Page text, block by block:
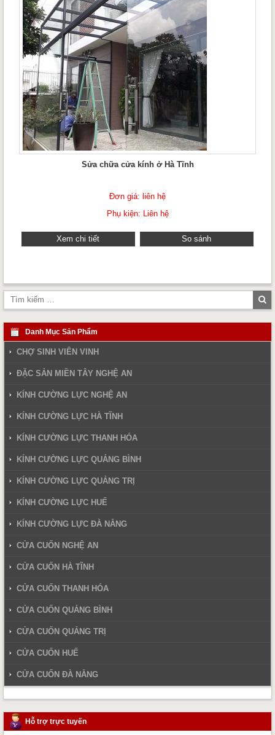
Sửa chữa cửa kính ở Hà Tĩnh
Đơn giá: liên hệ
Phụ kiện: Liên hệ
Xem chi tiết So sánh
Danh Mục Sản Phẩm
CHỢ SINH VIÊN VINH
ĐẶC SẢN MIỀN TÂY NGHỆ AN
KÍNH CƯỜNG LỰC NGHỆ AN
KÍNH CƯỜNG LỰC HÀ TĨNH
KÍNH CƯỜNG LỰC THANH HÓA
KÍNH CƯỜNG LỰC QUẢNG BÌNH
KÍNH CƯỜNG LỰC QUẢNG TRỊ
KÍNH CƯỜNG LỰC HUẾ
KÍNH CƯỜNG LỰC ĐÀ NẴNG
CỬA CUỐN NGHỆ AN
CỬA CUỐN HÀ TĨNH
CỬA CUỐN THANH HÓA
CỬA CUỐN QUẢNG BÌNH
CỬA CUỐN QUẢNG TRỊ
CỬA CUỐN HUẾ
CỬA CUỐN ĐÀ NẴNG
Hỗ trợ trực tuyến